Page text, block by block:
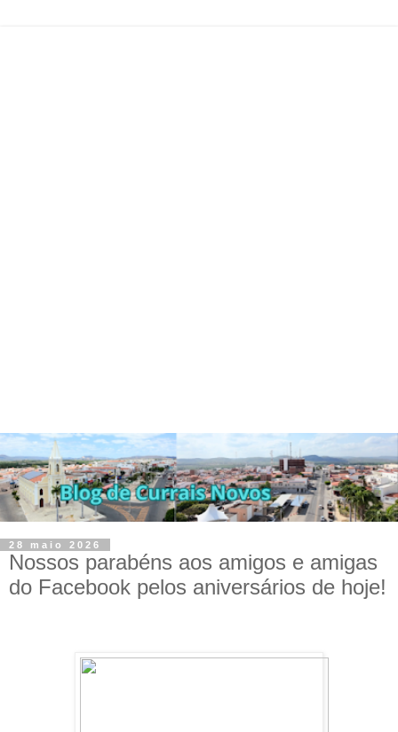
28 maio 2026
Nossos parabéns aos amigos e amigas
do Facebook pelos aniversários de hoje!